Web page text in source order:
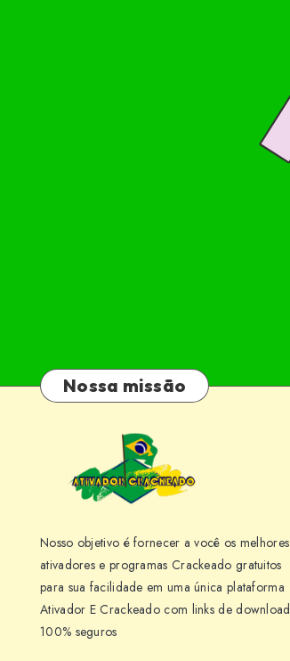
Nossa missão
Nosso objetivo é fornecer a você os melhores
ativadores e programas Crackeado gratuitos
para sua facilidade em uma única plataforma
Ativador E Crackeado com links de download
100% seguros